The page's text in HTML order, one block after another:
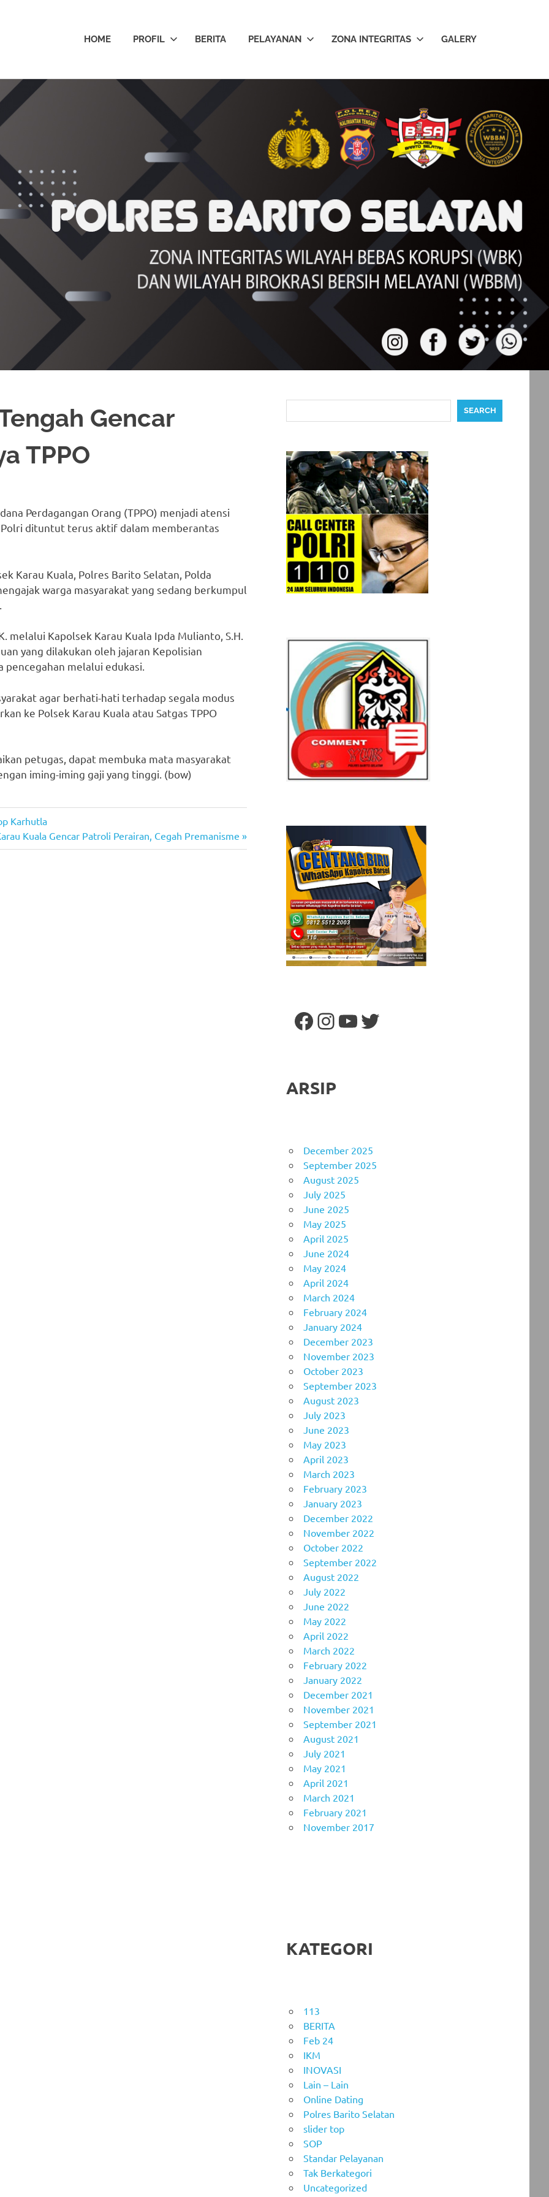
HOME PROFIL BERITA PELAYANAN ZONA INTEGRITAS GALERY
Gencar
TPPO
Perdagangan Orang (TPPO) menjadi atensi
dituntut terus aktif dalam memberantas
Karau Kuala, Polres Barito Selatan, Polda
warga masyarakat yang sedang berkumpul
melalui Kapolsek Karau Kuala Ipda Mulianto, S.H.
yang dilakukan oleh jajaran Kepolisian
melalui edukasi.
agar berhati-hati terhadap segala modus
ke Polsek Karau Kuala atau Satgas TPPO
petugas, dapat membuka mata masyarakat
iming-iming gaji yang tinggi. (bow)
Karhutla
Kuala Gencar Patroli Perairan, Cegah Premanisme
SEARCH
Facebook
Instagram
YouTube
Twitter
ARSIP
December 2025
September 2025
August 2025
July 2025
June 2025
May 2025
April 2025
June 2024
May 2024
April 2024
March 2024
February 2024
January 2024
December 2023
November 2023
October 2023
September 2023
August 2023
July 2023
June 2023
May 2023
April 2023
March 2023
February 2023
January 2023
December 2022
November 2022
October 2022
September 2022
August 2022
July 2022
June 2022
May 2022
April 2022
March 2022
February 2022
January 2022
December 2021
November 2021
September 2021
August 2021
July 2021
May 2021
April 2021
March 2021
February 2021
November 2017
KATEGORI
113
BERITA
Feb 24
IKM
INOVASI
Lain – Lain
Online Dating
Polres Barito Selatan
slider top
SOP
Standar Pelayanan
Tak Berkategori
Uncategorized